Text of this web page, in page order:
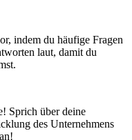
indem du häufige Fragen
laut, damit du
Sprich über deine
des Unternehmens